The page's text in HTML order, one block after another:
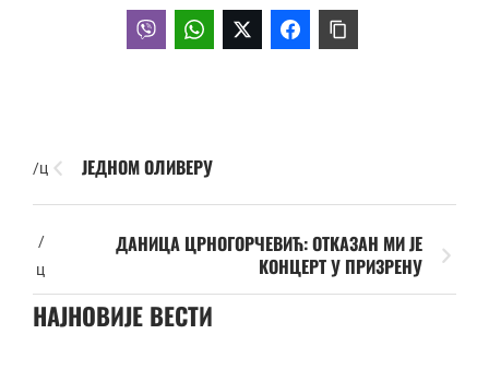
/ц ЈЕДНОМ ОЛИВЕРУ
/
ц
ДАНИЦА ЦРНОГОРЧЕВИЋ: ОТКАЗАН МИ ЈЕ
КОНЦЕРТ У ПРИЗРЕНУ
НАЈНОВИЈЕ ВЕСТИ